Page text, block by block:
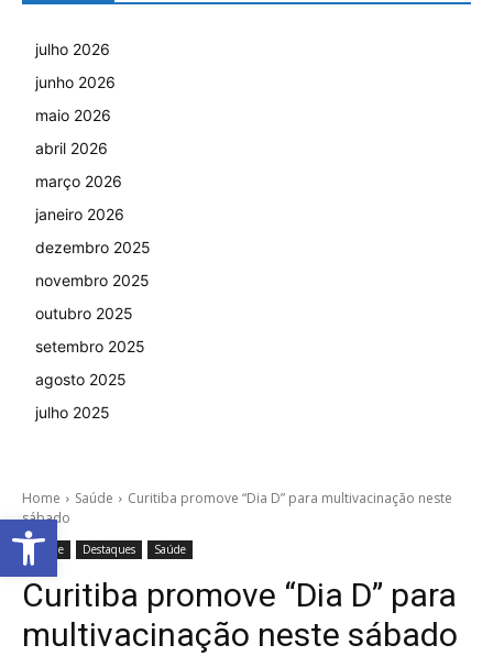
julho 2026
junho 2026
maio 2026
abril 2026
março 2026
janeiro 2026
dezembro 2025
novembro 2025
outubro 2025
setembro 2025
agosto 2025
julho 2025